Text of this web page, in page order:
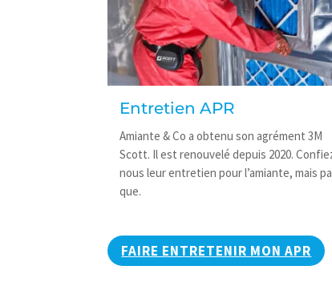
Entretien APR
Amiante & Co a obtenu son agrément 3M
Scott. Il est renouvelé depuis 2020.
nous leur entretien pour l’amiante, mais
que.
FAIRE ENTRETENIR MON APR